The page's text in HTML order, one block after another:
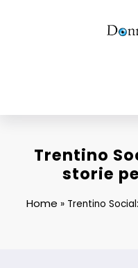
Trentino
storie
Home » Trentino